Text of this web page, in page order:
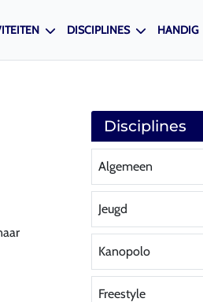
DISCIPLINES HANDIG
Disciplines
Algemeen
Jeugd
Kanopolo
Freestyle